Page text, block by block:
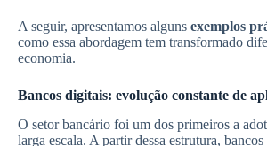
A seguir, apresentamos alguns exemplos
como essa abordagem tem transformado
economia.
Bancos digitais: evolução constante de
O setor bancário foi um dos primeiros a
larga escala. A partir dessa estrutura,